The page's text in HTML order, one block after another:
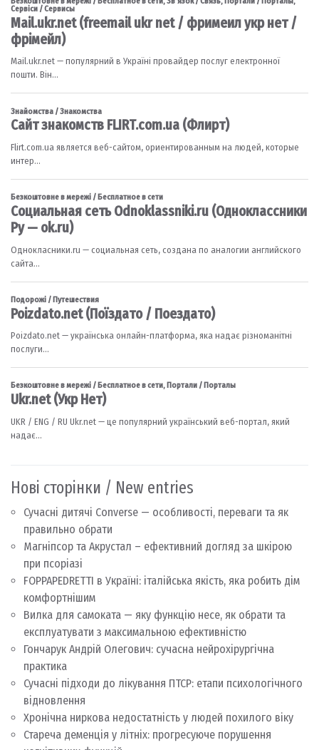
Нові сторінки / New entries
Сучасні дитячі Converse — особливості, переваги та як
правильно обрати
Магніпсор та Акрустал – ефективний догляд за шкірою
при псоріазі
FOPPAPEDRETTI в Україні: італійська якість, яка робить дім
комфортнішим
Вилка для самоката — яку функцію несе, як обрати та
експлуатувати з максимальною ефективністю
Гончарук Андрій Олегович: сучасна нейрохірургічна
практика
Сучасні підходи до лікування ПТСР: етапи психологічного
відновлення
Хронічна ниркова недостатність у людей похилого віку
Стареча деменція у літніх: прогресуюче порушення